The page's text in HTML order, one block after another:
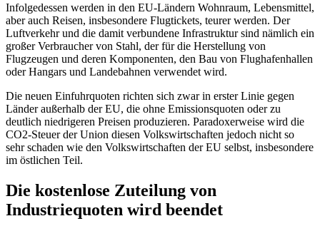
Infolgedessen werden in den EU-Ländern Wohnraum, Lebensmittel,
aber auch Reisen, insbesondere Flugtickets, teurer werden. Der
Luftverkehr und die damit verbundene Infrastruktur sind nämlich ein
großer Verbraucher von Stahl, der für die Herstellung von
Flugzeugen und deren Komponenten, den Bau von Flughafenhallen
oder Hangars und Landebahnen verwendet wird.
Die neuen Einfuhrquoten richten sich zwar in erster Linie gegen
Länder außerhalb der EU, die ohne Emissionsquoten oder zu
deutlich niedrigeren Preisen produzieren. Paradoxerweise wird die
CO2-Steuer der Union diesen Volkswirtschaften jedoch nicht so
sehr schaden wie den Volkswirtschaften der EU selbst, insbesondere
im östlichen Teil.
Die kostenlose Zuteilung von
Industriequoten wird beendet